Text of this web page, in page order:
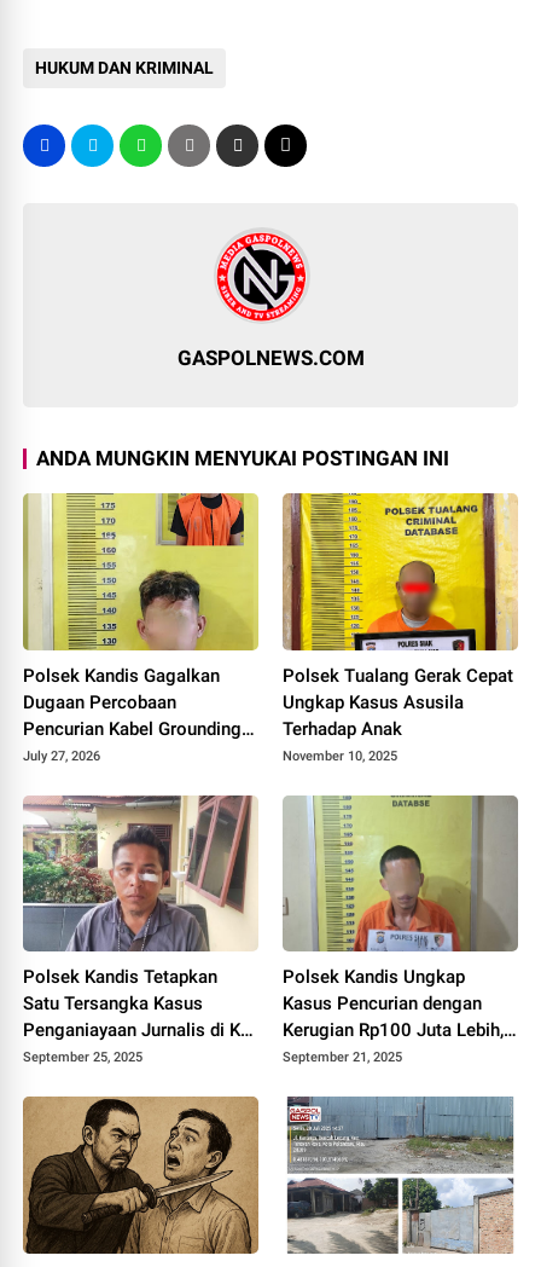
HUKUM DAN KRIMINAL
GASPOLNEWS.COM
ANDA MUNGKIN MENYUKAI POSTINGAN INI
Polsek Kandis Gagalkan
Dugaan Percobaan
Pencurian Kabel Grounding
PLN, Dua Terduga Pelaku
July 27, 2026
Polsek Tualang Gerak Cepat
Ungkap Kasus Asusila
Terhadap Anak
November 10, 2025
Polsek Kandis Tetapkan
Satu Tersangka Kasus
Penganiayaan Jurnalis di KM
51
September 25, 2025
Polsek Kandis Ungkap
Kasus Pencurian dengan
Kerugian Rp100 Juta Lebih,
Seorang Pelaku Diamankan
September 21, 2025